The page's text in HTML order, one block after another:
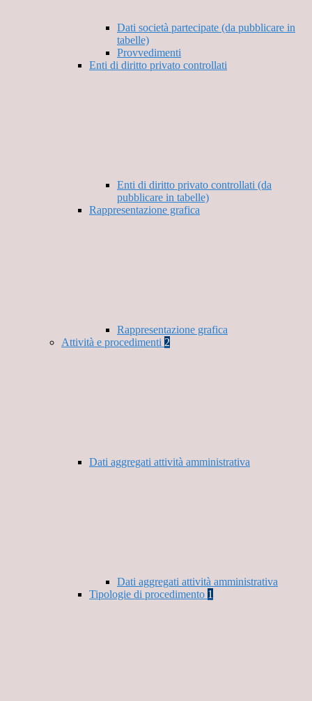
Dati società partecipate (da pubblicare in
tabelle)
Provvedimenti
Enti di diritto privato controllati
Enti di diritto privato controllati (da
pubblicare in tabelle)
Rappresentazione grafica
Rappresentazione grafica
Attività e procedimenti 2
Dati aggregati attività amministrativa
Dati aggregati attività amministrativa
Tipologie di procedimento 1